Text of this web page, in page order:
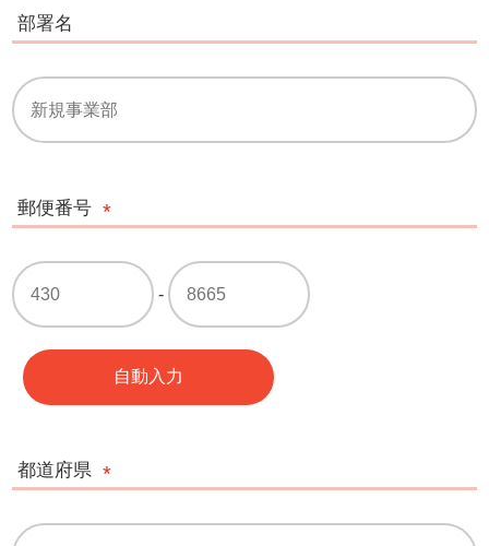
部署名
郵便番号
-
自動入力
都道府県